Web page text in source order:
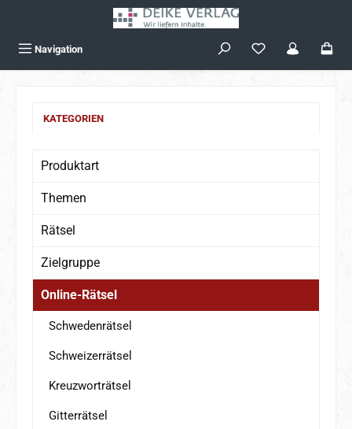
Navigation
KATEGORIEN
Produktart
Themen
Rätsel
Zielgruppe
Online-Rätsel
Schwedenrätsel
Schweizerrätsel
Kreuzworträtsel
Gitterrätsel